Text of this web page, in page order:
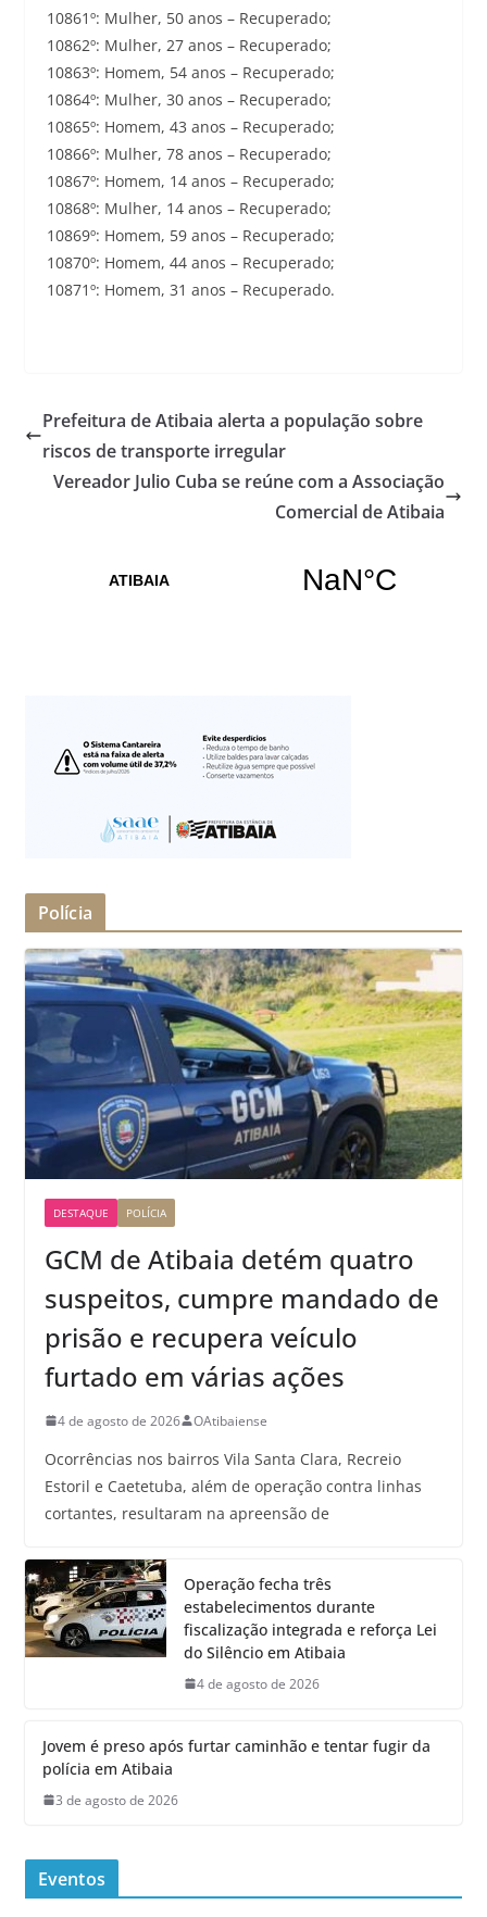
10861º: Mulher, 50 anos – Recuperado;
10862º: Mulher, 27 anos – Recuperado;
10863º: Homem, 54 anos – Recuperado;
10864º: Mulher, 30 anos – Recuperado;
10865º: Homem, 43 anos – Recuperado;
10866º: Mulher, 78 anos – Recuperado;
10867º: Homem, 14 anos – Recuperado;
10868º: Mulher, 14 anos – Recuperado;
10869º: Homem, 59 anos – Recuperado;
10870º: Homem, 44 anos – Recuperado;
10871º: Homem, 31 anos – Recuperado.
Prefeitura de Atibaia alerta a população sobre
riscos de transporte irregular
Vereador Julio Cuba se reúne com a Associação
Comercial de Atibaia
Polícia
DESTAQUE POLÍCIA
GCM de Atibaia detém quatro
suspeitos, cumpre mandado de
prisão e recupera veículo
furtado em várias ações
4 de agosto de 2026 OAtibaiense
Ocorrências nos bairros Vila Santa Clara, Recreio
Estoril e Caetetuba, além de operação contra linhas
cortantes, resultaram na apreensão de
Operação fecha três
estabelecimentos durante
fiscalização integrada e reforça Lei
do Silêncio em Atibaia
4 de agosto de 2026
Jovem é preso após furtar caminhão e tentar fugir da
polícia em Atibaia
3 de agosto de 2026
Eventos